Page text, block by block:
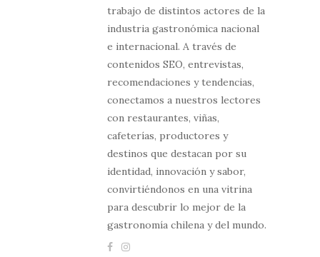
trabajo de distintos actores de la
industria gastronómica nacional
e internacional. A través de
contenidos SEO, entrevistas,
recomendaciones y tendencias,
conectamos a nuestros lectores
con restaurantes, viñas,
cafeterías, productores y
destinos que destacan por su
identidad, innovación y sabor,
convirtiéndonos en una vitrina
para descubrir lo mejor de la
gastronomía chilena y del mundo.